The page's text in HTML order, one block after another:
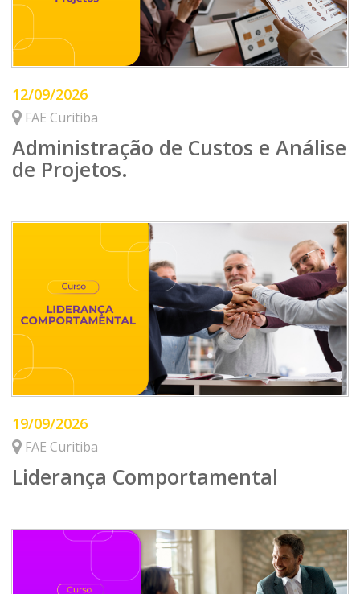
12/09/2026
FAE Curitiba
Administração de Custos e Análise
de Projetos.
19/09/2026
FAE Curitiba
Liderança Comportamental